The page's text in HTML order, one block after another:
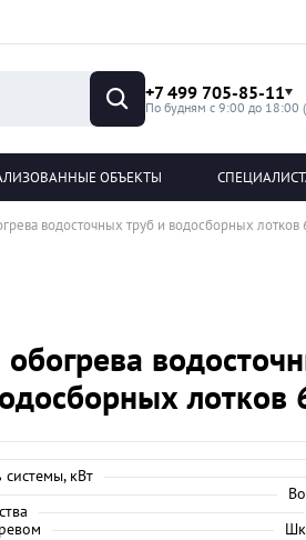
+7 499 705-85-11
По будням с 9:00 до 18:00
ОБЪЕКТЫ
водосточных труб и водосборных лотков
кВт